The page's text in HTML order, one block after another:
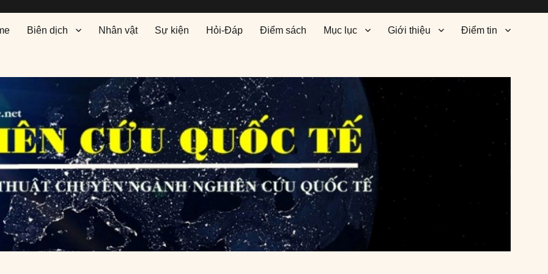
Biên dịch Nhân vật Sự kiện Hỏi-Đáp Điểm sách Mục lục Giới thiệu Điểm tin